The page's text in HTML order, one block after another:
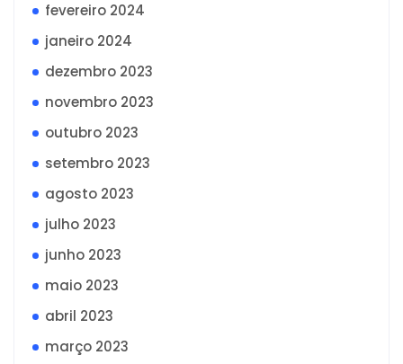
fevereiro 2024
janeiro 2024
dezembro 2023
novembro 2023
outubro 2023
setembro 2023
agosto 2023
julho 2023
junho 2023
maio 2023
abril 2023
março 2023